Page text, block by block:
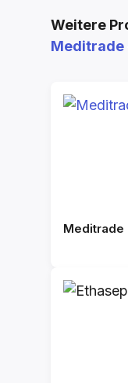
Weitere
Meditrade
Meditrade